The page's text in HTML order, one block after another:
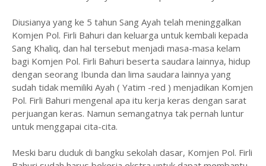
Diusianya yang ke 5 tahun Sang Ayah telah meninggalkan
Komjen Pol. Firli Bahuri dan keluarga untuk kembali kepada
Sang Khaliq, dan hal tersebut menjadi masa-masa kelam
bagi Komjen Pol. Firli Bahuri beserta saudara lainnya, hidup
dengan seorang Ibunda dan lima saudara lainnya yang
sudah tidak memiliki Ayah ( Yatim -red ) menjadikan Komjen
Pol. Firli Bahuri mengenal apa itu kerja keras dengan sarat
perjuangan keras. Namun semangatnya tak pernah luntur
untuk menggapai cita-cita.
Meski baru duduk di bangku sekolah dasar, Komjen Pol. Firli